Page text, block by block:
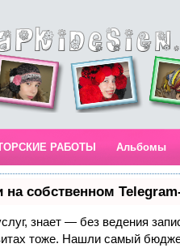
РАБОТЫ Альбомы
на собственном
знает — без ведения
тоже. Нашли самый